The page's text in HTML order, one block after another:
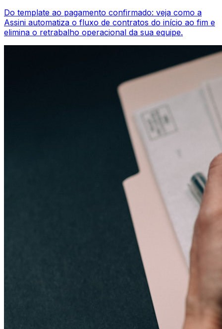
Do template ao pagamento confirmado: veja como a
Assini automatiza o fluxo de contratos do início ao fim e
elimina o retrabalho operacional da sua equipe.